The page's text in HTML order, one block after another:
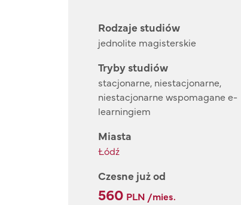
Rodzaje studiów
jednolite magisterskie
Tryby studiów
stacjonarne, niestacjonarne,
niestacjonarne wspomagane e-
learningiem
Miasta
Łódź
Czesne już od
560 PLN /mies.